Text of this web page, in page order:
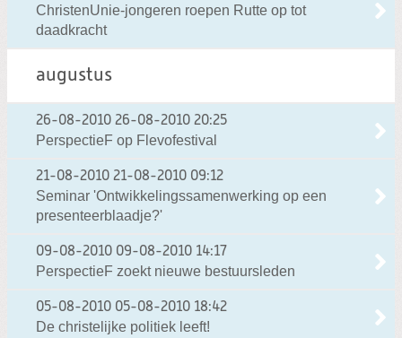
ChristenUnie-jongeren roepen Rutte op tot
daadkracht
augustus
26-08-2010 26-08-2010 20:25
PerspectieF op Flevofestival
21-08-2010 21-08-2010 09:12
Seminar 'Ontwikkelingssamenwerking op een
presenteerblaadje?'
09-08-2010 09-08-2010 14:17
PerspectieF zoekt nieuwe bestuursleden
05-08-2010 05-08-2010 18:42
De christelijke politiek leeft!